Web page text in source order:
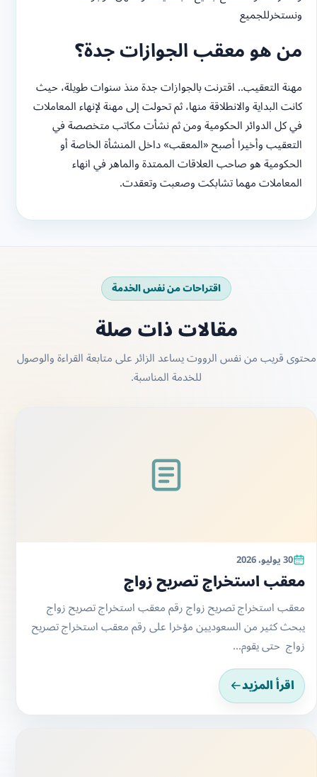
ونستخرللجميع
من هو معقب الجوازات جدة؟
مهنة التعقيب.. اقترنت بالجوازات جدة منذ سنوات طويلة، حيث
كانت البداية والانطلاقة منها، ثم تحولت إلى مهنة لإنهاء المعاملات
في كل الدوائر الحكومية ومن ثم نشأت مكاتب متخصصة في
التعقيب وأخيرا أصبح «المعقب» داخل المنشأة الخاصة أو
الحكومية هو صاحب العلاقات الممتدة والماهر في انهاء
المعاملات مهما تشابكت وصعبت وتعقدت.
اقتراحات من نفس الخدمة
مقالات ذات صلة
محتوى قريب من نفس الرووت يساعد الزائر على متابعة القراءة والوصول
للخدمة المناسبة.
30 يوليو، 2026
معقب استخراج تصريح زواج
معقب استخراج تصريح زواج رقم معقب استخراج تصريح زواج
يبحث كثير من السعوديين مؤخرا على رقم معقب استخراج تصريح
زواج حتى يقوم...
اقرأ المزيد